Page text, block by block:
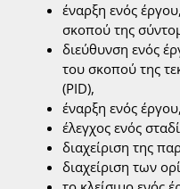
έναρξη ενός
σκοπού της
διεύθυνση ενός
του σκοπού της
(PID),
έναρξη ενός έργου,
έλεγχος ενός
διαχείριση της
διαχείριση των